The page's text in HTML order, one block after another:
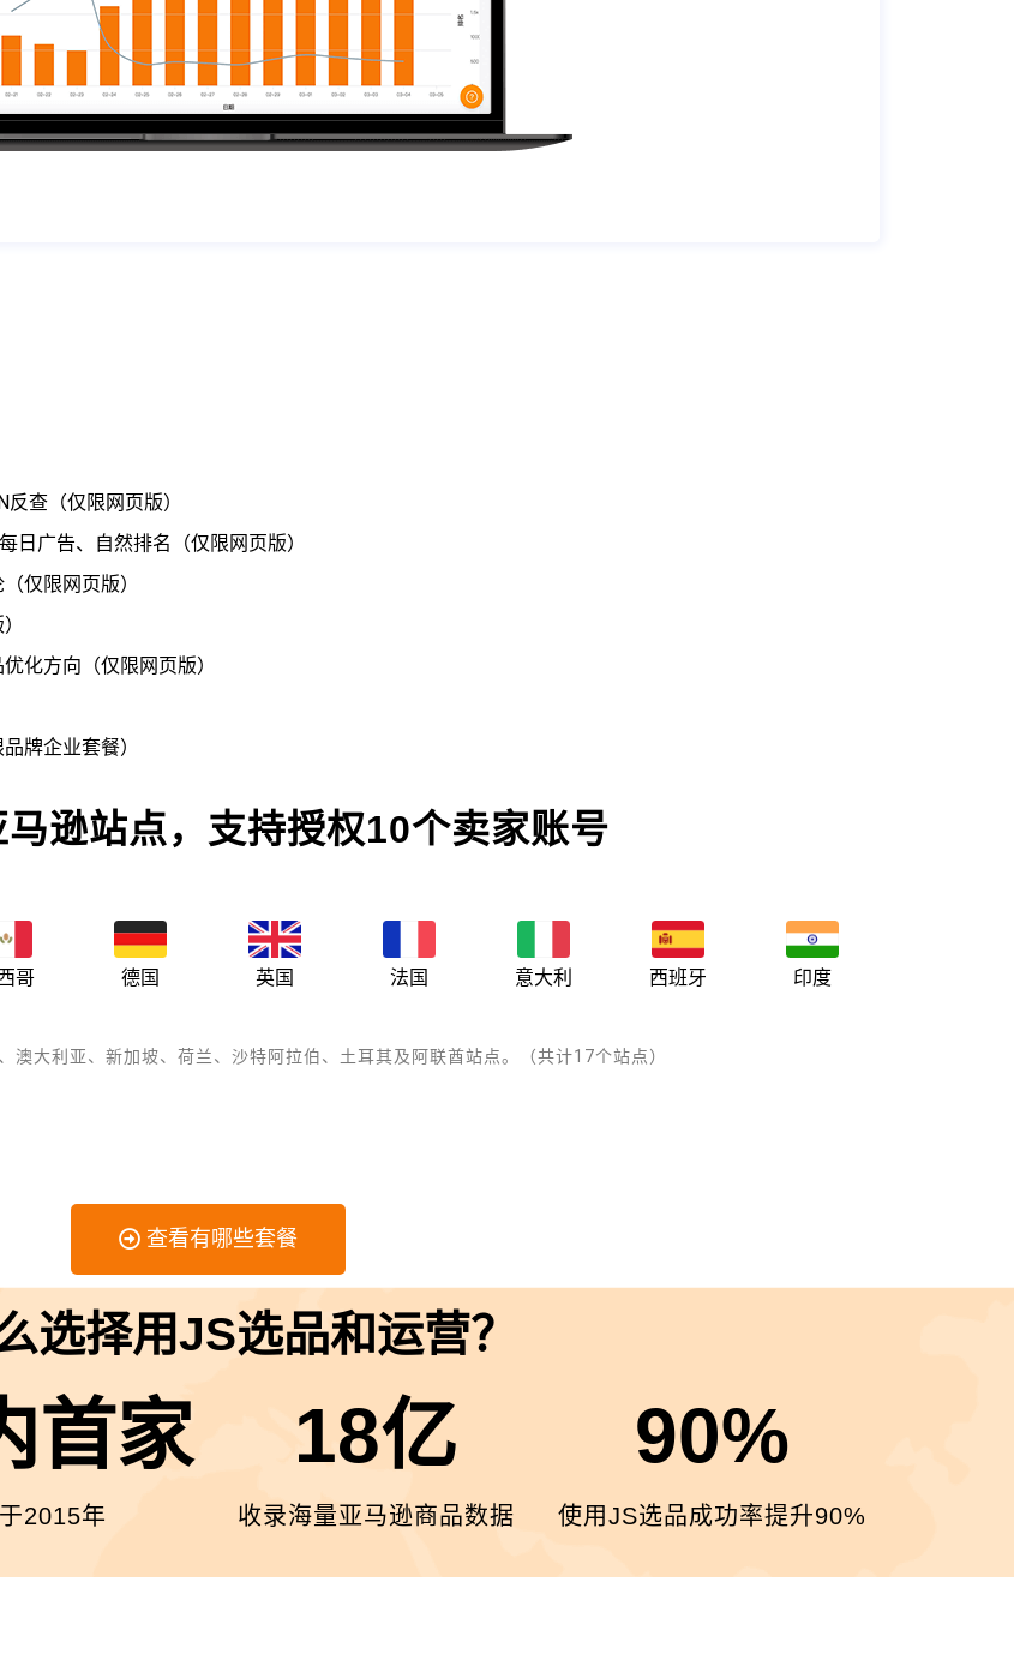
查（仅限网页版）
日广告、自然排名（仅限网页版）
仅限网页版）
化方向（仅限网页版）
牌企业套餐）
逊站点，支持授权10个卖家账号
哥 德国 英国 法国 意大利 西班牙 印度
澳大利亚、新加坡、荷兰、沙特阿拉伯、土耳其及阿联酋站点。（共计17个站点）
查看有哪些套餐
选择用JS选品和运营？
首家
2015年
18亿
收录海量亚马逊商品数据
90%
使用JS选品成功率提升90%